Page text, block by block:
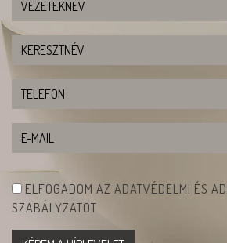
ELFOGADOM AZ ADATVÉDELMI ÉS
SZABÁLYZATOT